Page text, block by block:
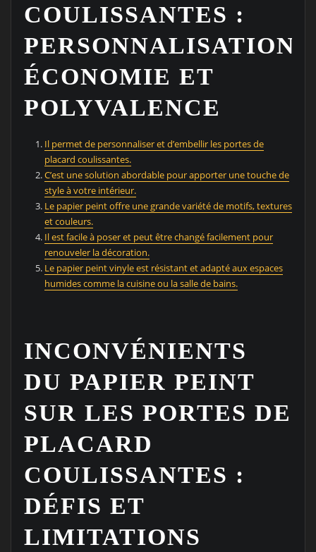
COULISSANTES :
PERSONNALISATION,
ÉCONOMIE ET
POLYVALENCE
Il permet de personnaliser et d’embellir les portes de
placard coulissantes.
C’est une solution abordable pour apporter une touche de
style à votre intérieur.
Le papier peint offre une grande variété de motifs, textures
et couleurs.
Il est facile à poser et peut être changé facilement pour
renouveler la décoration.
Le papier peint vinyle est résistant et adapté aux espaces
humides comme la cuisine ou la salle de bains.
INCONVÉNIENTS
DU PAPIER PEINT
SUR LES PORTES DE
PLACARD
COULISSANTES :
DÉFIS ET
LIMITATIONS